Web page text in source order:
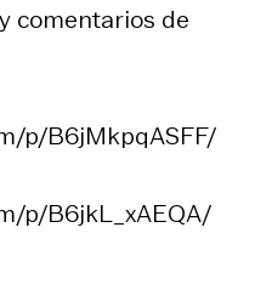
comentarios de
p/B6jMkpqASFF/
p/B6jkL_xAEQA/